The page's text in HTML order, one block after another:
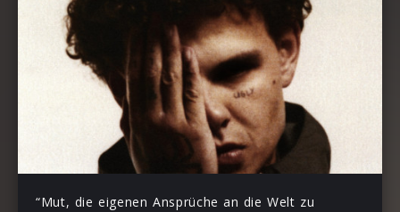
“Mut, die eigenen Ansprüche an die Welt zu